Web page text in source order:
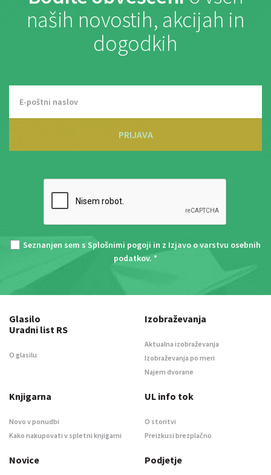
naših novostih, akcijah in
dogodkih
PRIJAVA
Seznanjen sem s Splošnimi pogoji in z Izjavo o varstvu osebnih
podatkov. *
Glasilo
Uradni list RS
O glasilu
Izobraževanja
Aktualna izobraževanja
Izobraževanja po meri
Najem dvorane
Knjigarna
Novo v ponudbi
Kako nakupovati v spletni knjigarni
UL info tok
O storitvi
Preizkusi brezplačno
Novice Podjetje